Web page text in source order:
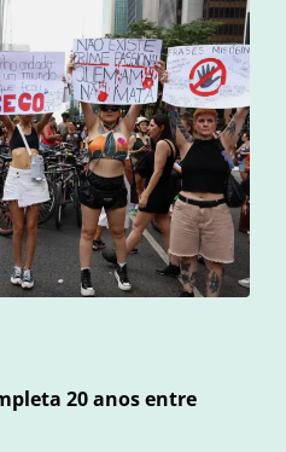
20 anos entre